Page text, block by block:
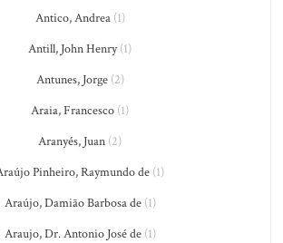
Antico, Andrea(1)
Antill, John Henry(1)
Antunes, Jorge(2)
Araia, Francesco (1)
Aranyés, Juan (2)
Pinheiro, Raymundo de (1)
Araújo, Damião Barbosa de(1)
Araujo, Dr. Antonio José de(1)